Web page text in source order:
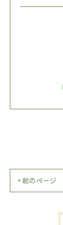
< 前のページ